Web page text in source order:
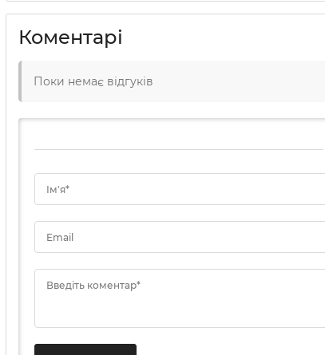
Коментарі
Поки немає відгуків
Ім'я*
Email
Введіть коментар*